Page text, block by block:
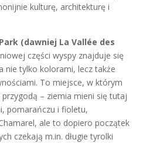
kulturę, architekturę i
(dawniej La Vallée des
części wyspy znajduje się
nie tylko kolorami, lecz także
To miejsce, w którym
– ziemia mieni się tutaj
pomarańczu i fioletu,
ale to dopiero początek
czekają m.in. długie tyrolki